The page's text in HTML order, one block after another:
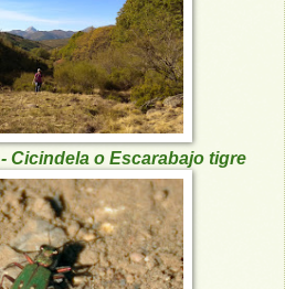
- Cicindela o Escarabajo tigre